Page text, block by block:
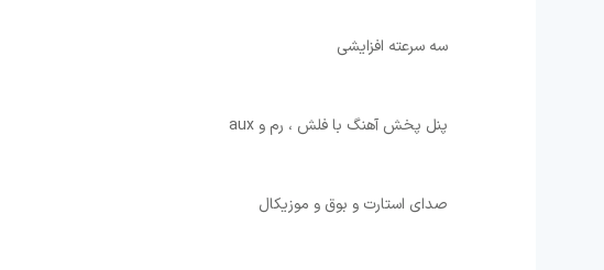
⁩سه سرعته ⁦افزایشی ⁦
⁩پنل پخش آهنگ با فلش ، رم و aux ⁦
⁩صدای استارت و بوق و موزیکال ⁦